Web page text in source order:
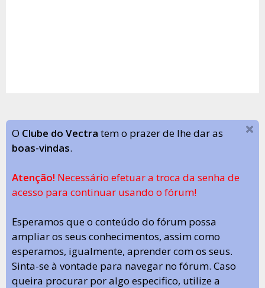
O Clube do Vectra tem o prazer de lhe dar as
boas-vindas.
Atenção! Necessário efetuar a troca da senha de
acesso para continuar usando o fórum!
Esperamos que o conteúdo do fórum possa
ampliar os seus conhecimentos, assim como
esperamos, igualmente, aprender com os seus.
Sinta-se à vontade para navegar no fórum. Caso
queira procurar por algo especifico, utilize a